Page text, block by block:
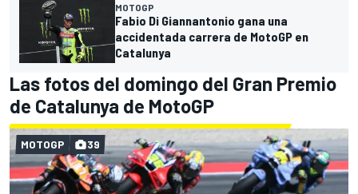
MOTOGP
Fabio Di Giannantonio gana una
accidentada carrera de MotoGP en
Catalunya
Las fotos del domingo del Gran Premio
de Catalunya de MotoGP
MOTOGP 39